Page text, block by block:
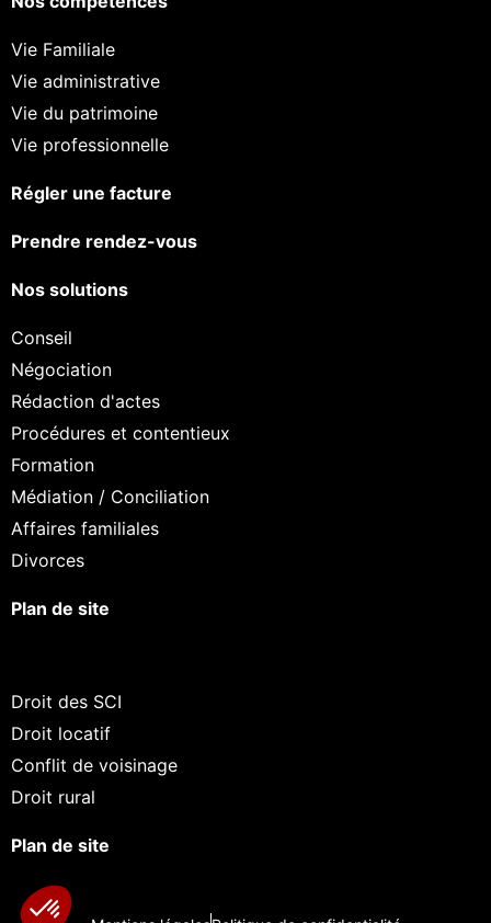
Vie Familiale
Vie administrative
Vie du patrimoine
Vie professionnelle
Régler une facture
Prendre rendez-vous
Nos solutions
Conseil
Négociation
Rédaction d'actes
Procédures et contentieux
Formation
Médiation / Conciliation
Affaires familiales
Divorces
Plan de site
Droit des SCI
Droit locatif
Conflit de voisinage
Droit rural
Plan de site